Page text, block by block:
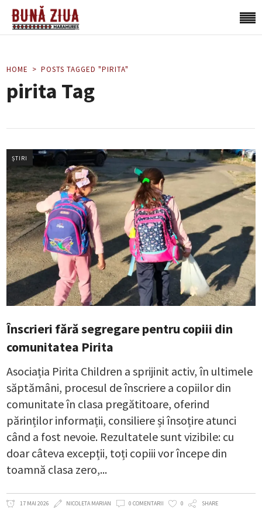
HOME POSTS TAGGED "PIRITA"
pirita Tag
ȘTIRI
Înscrieri fără segregare pentru copiii din
comunitatea Pirita
Asociația Pirita Children a sprijinit activ, în ultimele
săptămâni, procesul de înscriere a copiilor din
comunitate în clasa pregătitoare, oferind
părinților informații, consiliere și însoțire atunci
când a fost nevoie. Rezultatele sunt vizibile: cu
doar câteva excepții, toți copiii vor începe din
toamnă clasa zero,
17 MAI 2026 NICOLETA MARIAN 0 COMENTARII 0 SHARE